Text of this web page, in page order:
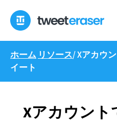
ン
ス
ホーム リソース/Xアカウ
イート
Xアカウン